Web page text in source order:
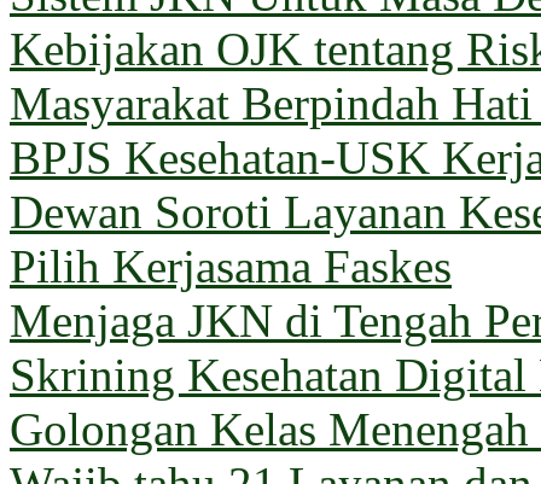
Kebijakan OJK tentang
Masyarakat Berpindah
BPJS Kesehatan-USK
Dewan Soroti Layanan
Pilih Kerjasama Faskes
Menjaga JKN di Tengah
Skrining Kesehatan Digital
Golongan Kelas